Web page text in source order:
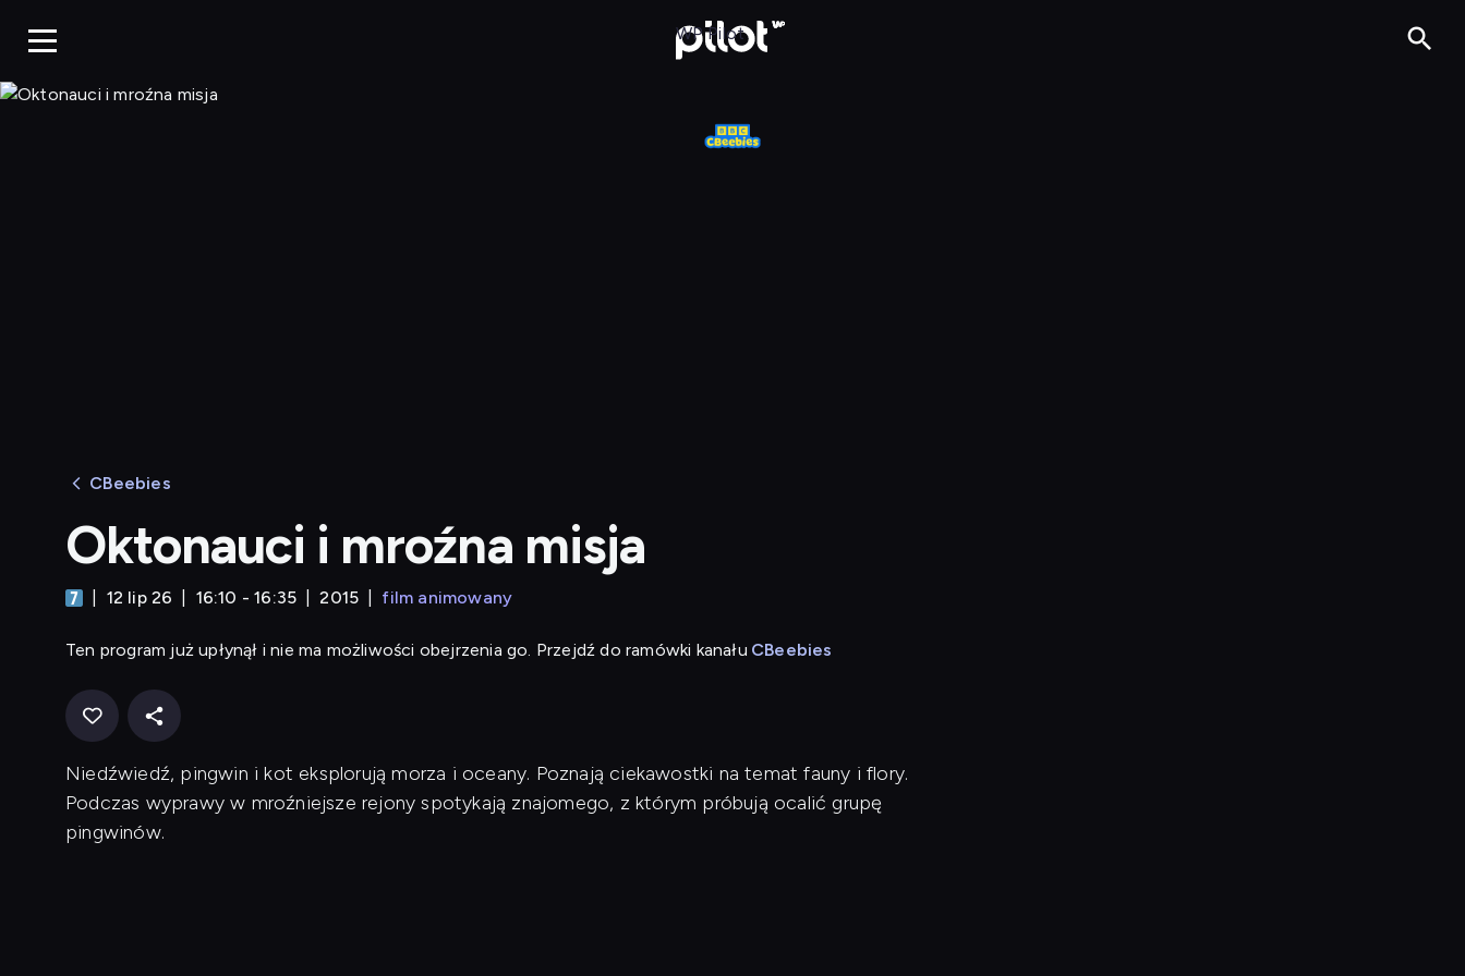
WP Pilot
CBeebies
Oktonauci i mroźna misja
12 lip 26 16:10 - 16:35 2015 film animowany
Ten program już upłynął i nie ma możliwości obejrzenia go. Przejdź do ramówki kanału CBeebies
Niedźwiedź, pingwin i kot eksplorują morza i oceany. Poznają ciekawostki na temat fauny i flory.
Podczas wyprawy w mroźniejsze rejony spotykają znajomego, z którym próbują ocalić grupę
pingwinów.